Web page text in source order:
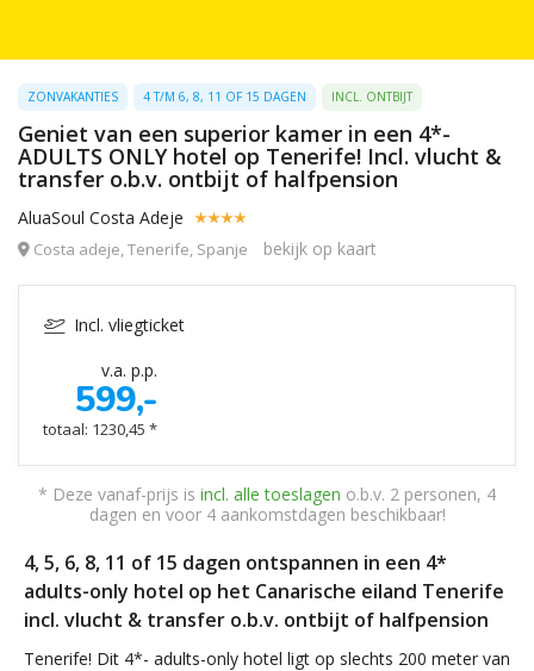
ZONVAKANTIES 4 T/M 6, 8, 11 OF 15 DAGEN INCL. ONTBIJT
Geniet van een superior kamer in een 4*-
ADULTS ONLY hotel op Tenerife! Incl. vlucht &
transfer o.b.v. ontbijt of halfpension
AluaSoul Costa Adeje
Costa adeje, Tenerife, Spanje bekijk op kaart
Incl. vliegticket
v.a. p.p.
599,-
totaal: 1230,45 *
* Deze vanaf-prijs is incl. alle toeslagen o.b.v. 2 personen, 4
dagen en voor 4 aankomstdagen beschikbaar!
4, 5, 6, 8, 11 of 15 dagen ontspannen in een 4*
adults-only hotel op het Canarische eiland Tenerife
incl. vlucht & transfer o.b.v. ontbijt of halfpension
Tenerife! Dit 4*- adults-only hotel ligt op slechts 200 meter van